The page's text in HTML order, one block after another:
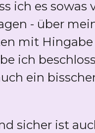
ich es sowas
- über
mit Hingabe
ich
ein
sicher ist